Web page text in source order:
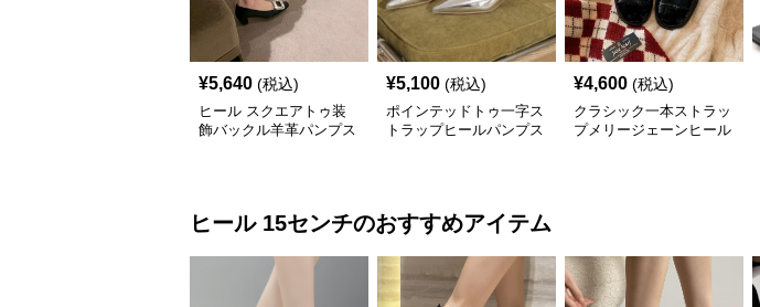
¥5,640 (税込)
ヒール スクエアトゥ装
飾バックル羊革パンプス
¥5,100 (税込)
ポインテッドトゥ一字ス
トラップヒールパンプス
¥4,600 (税込)
クラシック一本ストラッ
プメリージェーンヒール
ヒール 15センチのおすすめアイテム